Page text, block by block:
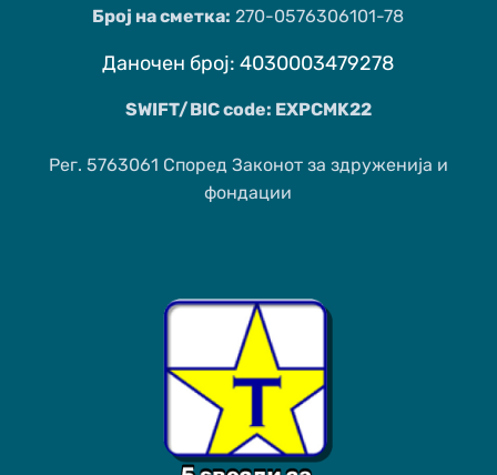
Број на сметка: 270-0576306101-78
Даночен број: 4030003479278
SWIFT/BIC code: EXPCMK22
Рег. 5763061 Според Законот за здруженија и
фондации